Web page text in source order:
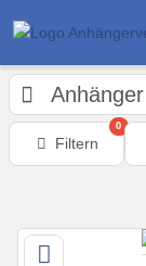
Anhänger
Filtern
0